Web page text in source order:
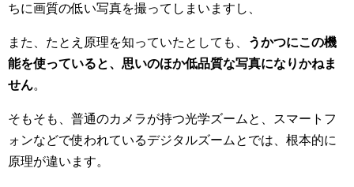
ちに画質の低い写真を撮ってしまいますし、
また、たとえ原理を知っていたとしても、
うかつにこの機
能を使っていると、思いのほか低品質な写真になりかねま
せん。
そもそも、普通のカメラが持つ光学ズームと、スマートフ
ォンなどで使われているデジタルズームとでは、根本的に
原理が違います。